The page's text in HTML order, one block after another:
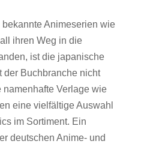
Animeserien wie
ihren Weg in die
ist die japanische
der Buchbranche nicht
Verlage wie
eine vielfältige Auswahl
im Sortiment. Ein
deutschen Anime- und